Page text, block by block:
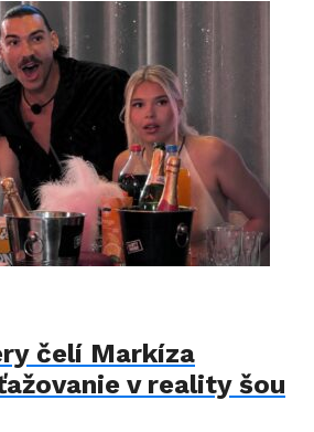
čelí Markíza
v reality šou